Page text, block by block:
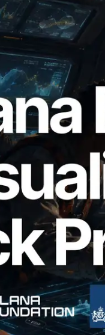
Block
Başına Blok